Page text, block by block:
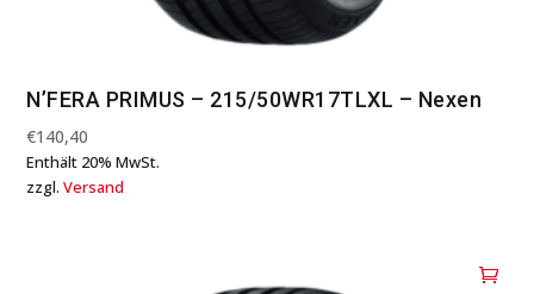
N’FERA PRIMUS – 215/50WR17TLXL – Nexen
€140,40
Enthält 20% MwSt.
zzgl.Versand